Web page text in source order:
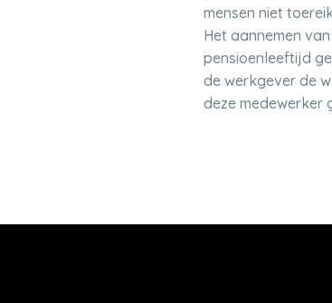
mensen niet
Het aannemen
pensioenleeftijd
de werkgever de
deze medewerker